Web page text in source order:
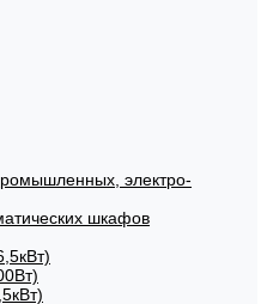
электро-
шкафов